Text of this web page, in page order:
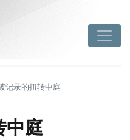
记录的扭转中庭
中庭